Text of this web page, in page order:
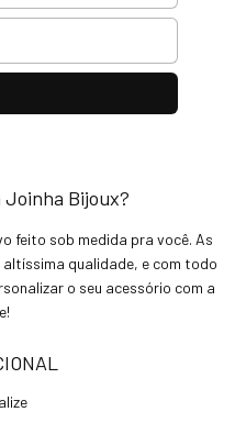
Joinha Bijoux?
feito sob medida pra você. As
qualidade, e com todo
o seu acessório com a